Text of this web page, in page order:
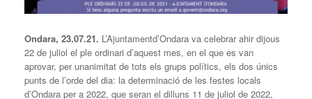
Ondara, 23.07.21. L’Ajuntamentd’Ondara va celebrar ahir dijous
22 de juliol el ple ordinari d’aquest mes, en el que es van
aprovar, per unanimitat de tots els grups polítics, els dos únics
punts de l’orde del dia: la determinació de les festes locals
d’Ondara per a 2022, que seran el dilluns 11 de juliol de 2022,